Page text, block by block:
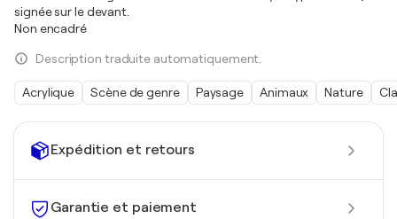
Expédition et retours
Garantie et paiement
signée sur le devant.
Non encadré
Description traduite automatiquement.
Acrylique Scène de genre Paysage Animaux Nature